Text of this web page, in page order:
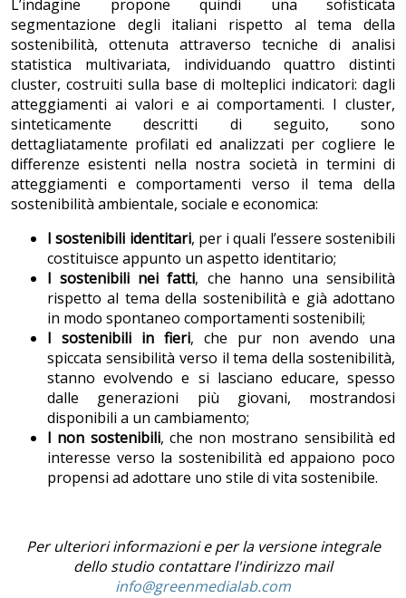
L’indagine propone quindi una sofisticata
segmentazione degli italiani rispetto al tema della
sostenibilità, ottenuta attraverso tecniche di analisi
statistica multivariata, individuando quattro distinti
cluster, costruiti sulla base di molteplici indicatori: dagli
atteggiamenti ai valori e ai comportamenti. I cluster,
sinteticamente descritti di seguito, sono
dettagliatamente profilati ed analizzati per cogliere le
differenze esistenti nella nostra società in termini di
atteggiamenti e comportamenti verso il tema della
sostenibilità ambientale, sociale e economica:
I sostenibili identitari, per i quali l’essere sostenibili
costituisce appunto un aspetto identitario;
I sostenibili nei fatti, che hanno una sensibilità
rispetto al tema della sostenibilità e già adottano
in modo spontaneo comportamenti sostenibili;
I sostenibili in fieri, che pur non avendo una
spiccata sensibilità verso il tema della sostenibilità,
stanno evolvendo e si lasciano educare, spesso
dalle generazioni più giovani, mostrandosi
disponibili a un cambiamento;
I non sostenibili, che non mostrano sensibilità ed
interesse verso la sostenibilità ed appaiono poco
propensi ad adottare uno stile di vita sostenibile.
Per ulteriori informazioni e per la versione integrale
dello studio contattare l'indirizzo mail
info@greenmedialab.com